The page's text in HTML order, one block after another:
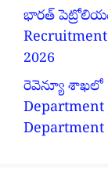
భారత్
2026
రెవెన్యూ శాఖలో
Department
Department